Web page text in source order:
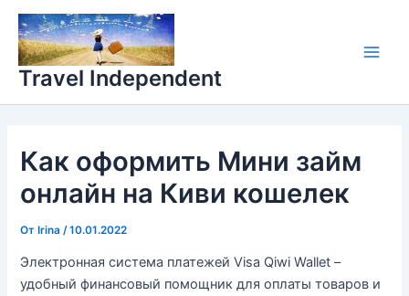
Перейти
содержимому
Travel Independent
Как оформить Мини займ
онлайн на Киви кошелек
От Irina/10.01.2022
Электронная система платежей Visa Qiwi Wallet –
удобный финансовый помощник для оплаты товаров и